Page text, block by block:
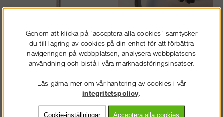
Ställbar fot
fr. 240 kr Köp!
Trallås (komposittrall)
74 kr Köp!
Genom att klicka på "acceptera alla cookies" samtycker
du till lagring av cookies på din enhet för att förbättra
navigeringen på webbplatsen, analysera webbplatsens
användning och bistå i våra marknadsföringsinsatser.
Läs gärna mer om vår hantering av cookies i vår
integritetspolicy.
Cookie-inställningar Acceptera alla cookies